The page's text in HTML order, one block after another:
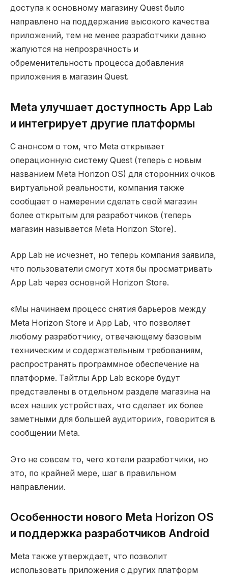
доступа к основному магазину Quest было
направлено на поддержание высокого качества
приложений, тем не менее разработчики давно
жалуются на непрозрачность и
обременительность процесса добавления
приложения в магазин Quest.
Meta улучшает доступность App Lab
и интегрирует другие платформы
С анонсом о том, что Meta открывает
операционную систему Quest (теперь с новым
названием Meta Horizon OS) для сторонних очков
виртуальной реальности, компания также
сообщает о намерении сделать свой магазин
более открытым для разработчиков (теперь
магазин называется Meta Horizon Store).
App Lab не исчезнет, но теперь компания заявила,
что пользователи смогут хотя бы просматривать
App Lab через основной Horizon Store.
«Мы начинаем процесс снятия барьеров между
Meta Horizon Store и App Lab, что позволяет
любому разработчику, отвечающему базовым
техническим и содержательным требованиям,
распространять программное обеспечение на
платформе. Тайтлы App Lab вскоре будут
представлены в отдельном разделе магазина на
всех наших устройствах, что сделает их более
заметными для большей аудитории», говорится в
сообщении Meta.
Это не совсем то, чего хотели разработчики, но
это, по крайней мере, шаг в правильном
направлении.
Особенности нового Meta Horizon OS
и поддержка разработчиков Android
Meta также утверждает, что позволит
использовать приложения с других платформ